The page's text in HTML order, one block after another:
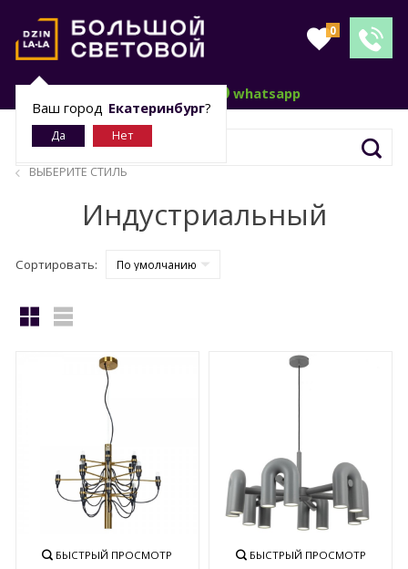
0
Ваш город Екатеринбург?
whatsapp
ВЫБЕРИТЕ СТИЛЬ
Индустриальный
Сортировать:
БЫСТРЫЙ ПРОСМОТР
БЫСТРЫЙ ПРОСМОТР